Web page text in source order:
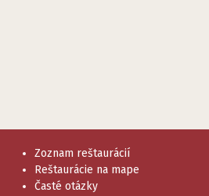
Zoznam reštaurácií
Reštaurácie na mape
Časté otázky